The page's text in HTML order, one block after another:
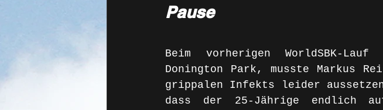
Pause
Beim vorherigen WorldSBK-
Donington Park, musste Markus
grippalen Infekts leider
dass der 25-Jährige endlich